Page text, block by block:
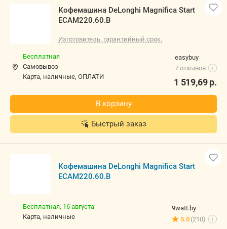
Кофемашина DeLonghi Magnifica Start
ECAM220.60.B
Изготовитель, гарантийный срок.
easybuy
7 отзывов
i
Бесплатная
Самовывоз
карта, наличные, ОПЛАТИ
1 519,69р.
В корзину
Быстрый заказ
Кофемашина DeLonghi Magnifica Start
ECAM220.60.B
9watt.by
5.0 (210) i
Бесплатная, 16 августа
карта, наличные